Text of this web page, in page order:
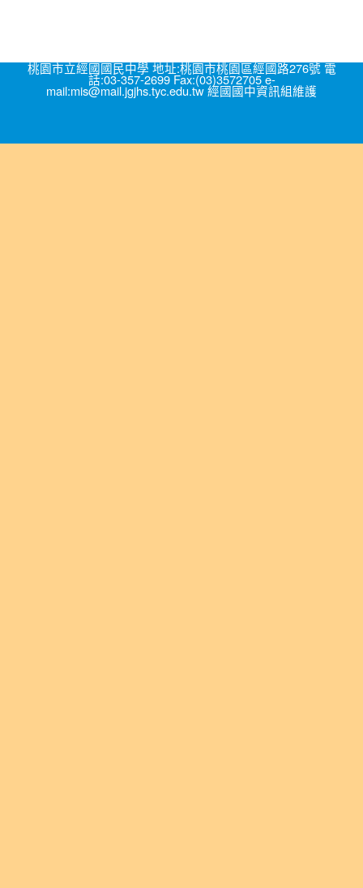
桃園市立經國國民中學 地址:桃園市桃園區經國路276號 電
話:03-357-2699 Fax:(03)3572705 e-
mail:mis@mail.jgjhs.tyc.edu.tw 經國國中資訊組維護